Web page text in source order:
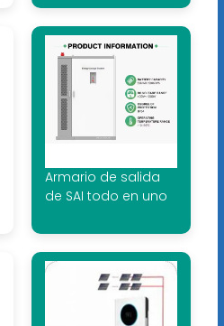
Armario de salida
de SAI todo en uno